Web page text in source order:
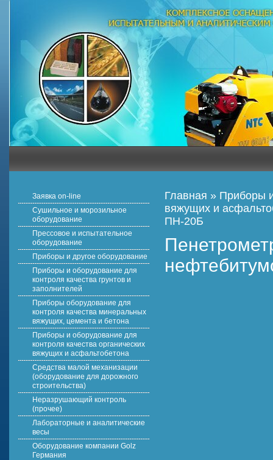
Заявка on-line
Сушильное и морозильное
оборудование
Прессовое и испытательное
оборудование
Приборы и другое оборудование
Приборы и оборудование для
контроля качества грунтов и
заполнителей
Приборы оборудование для
контроля качества минеральных
вяжущих, цемента и бетона
Приборы и оборудование для
контроля качества органических
вяжущих и асфальтобетона
Средства малой механизации
(оборудование для дорожного
строительства)
Неразрушающий контроль
(прочее)
Лабораторные и аналитические
весы
Оборудование компании Golz
Германия
Главная » Приборы
вяжущих и
ПН-20Б